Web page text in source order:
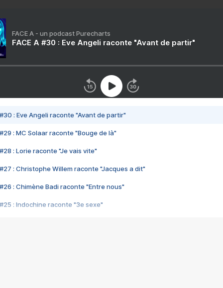
FACE A - un podcast Purecharts
FACE A #30 : Eve Angeli raconte "Avant de partir"
#30 : Eve Angeli raconte "Avant de partir"
#29 : MC Solaar raconte "Bouge de là"
#28 : Lorie raconte "Je vais vite"
#27 : Christophe Willem raconte "Jacques a dit"
#26 : Chimène Badi raconte "Entre nous"
#25 : Indochine raconte "3e sexe"